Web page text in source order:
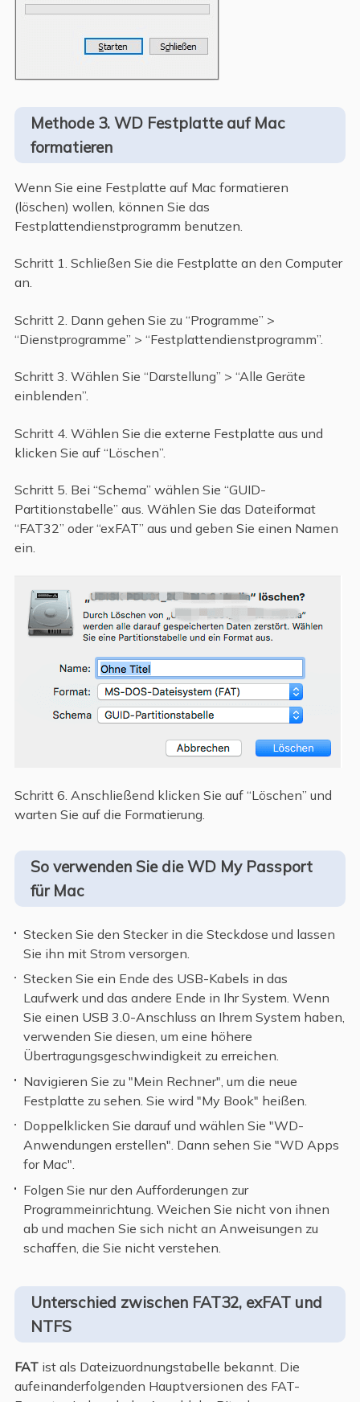
Methode 3. WD Festplatte auf Mac
formatieren
Wenn Sie eine Festplatte auf Mac formatieren
(löschen) wollen, können Sie das
Festplattendienstprogramm benutzen.
Schritt 1. Schließen Sie die Festplatte an den Computer
an.
Schritt 2. Dann gehen Sie zu “Programme” >
“Dienstprogramme” > “Festplattendienstprogramm”.
Schritt 3. Wählen Sie “Darstellung” > “Alle Geräte
einblenden”.
Schritt 4. Wählen Sie die externe Festplatte aus und
klicken Sie auf “Löschen”.
Schritt 5. Bei “Schema” wählen Sie “GUID-
Partitionstabelle” aus. Wählen Sie das Dateiformat
“FAT32” oder “exFAT” aus und geben Sie einen Namen
ein.
Schritt 6. Anschließend klicken Sie auf “Löschen” und
warten Sie auf die Formatierung.
So verwenden Sie die WD My Passport
für Mac
Stecken Sie den Stecker in die Steckdose und lassen
Sie ihn mit Strom versorgen.
Stecken Sie ein Ende des USB-Kabels in das
Laufwerk und das andere Ende in Ihr System. Wenn
Sie einen USB 3.0-Anschluss an Ihrem System haben,
verwenden Sie diesen, um eine höhere
Übertragungsgeschwindigkeit zu erreichen.
Navigieren Sie zu "Mein Rechner", um die neue
Festplatte zu sehen. Sie wird "My Book" heißen.
Doppelklicken Sie darauf und wählen Sie "WD-
Anwendungen erstellen". Dann sehen Sie "WD Apps
for Mac".
Folgen Sie nur den Aufforderungen zur
Programmeinrichtung. Weichen Sie nicht von ihnen
ab und machen Sie sich nicht an Anweisungen zu
schaffen, die Sie nicht verstehen.
Unterschied zwischen FAT32, exFAT und
NTFS
FAT ist als Dateizuordnungstabelle bekannt. Die
aufeinanderfolgenden Hauptversionen des FAT-